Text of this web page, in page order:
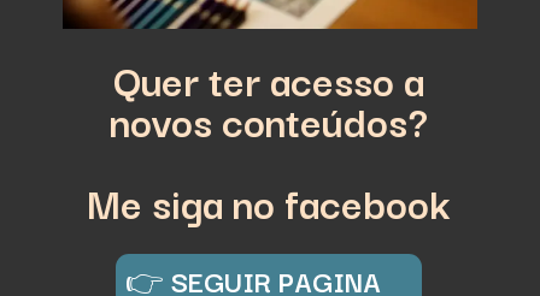
Quer ter acesso a
novos conteúdos?
Me siga no facebook
👉SEGUIR PAGINA